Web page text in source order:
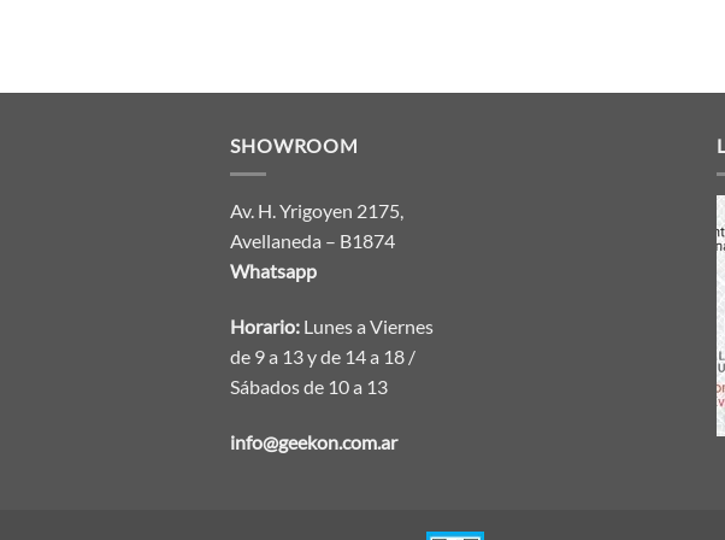
SHOWROOM
Av. H. Yrigoyen 2175,
Avellaneda – B1874
Whatsapp
Horario: Lunes a Viernes
de 9 a 13 y de 14 a 18 /
Sábados de 10 a 13
info@geekon.com.ar